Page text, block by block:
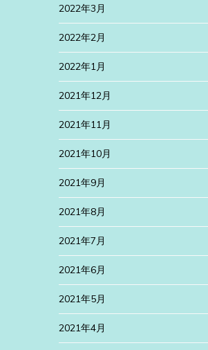
2022年3月
2022年2月
2022年1月
2021年12月
2021年11月
2021年10月
2021年9月
2021年8月
2021年7月
2021年6月
2021年5月
2021年4月